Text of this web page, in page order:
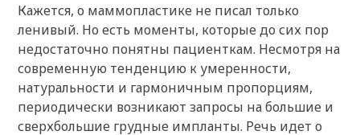
Кажется, о маммопластике не писал только
ленивый. Но есть моменты, которые до сих пор
недостаточно понятны пациенткам. Несмотря на
современную тенденцию к умеренности,
натуральности и гармоничным пропорциям,
периодически возникают запросы на большие и
сверхбольшие грудные импланты. Речь идет о